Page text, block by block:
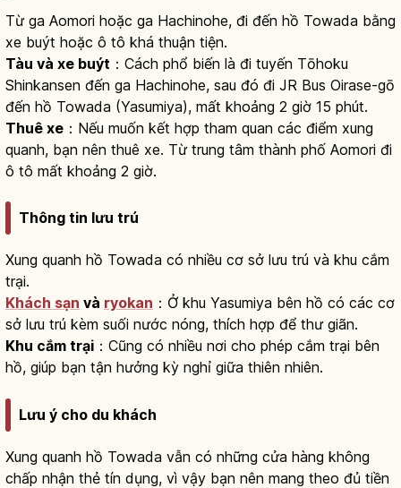
Từ ga Aomori hoặc ga Hachinohe, đi đến hồ Towada bằng
xe buýt hoặc ô tô khá thuận tiện.
Tàu và xe buýt ：Cách phổ biến là đi tuyến Tōhoku
Shinkansen đến ga Hachinohe, sau đó đi JR Bus Oirase-gō
đến hồ Towada (Yasumiya), mất khoảng 2 giờ 15 phút.
Thuê xe ：Nếu muốn kết hợp tham quan các điểm xung
quanh, bạn nên thuê xe. Từ trung tâm thành phố Aomori đi
ô tô mất khoảng 2 giờ.
Thông tin lưu trú
Xung quanh hồ Towada có nhiều cơ sở lưu trú và khu cắm
trại.
Khách sạn và ryokan ：Ở khu Yasumiya bên hồ có các cơ
sở lưu trú kèm suối nước nóng, thích hợp để thư giãn.
Khu cắm trại ：Cũng có nhiều nơi cho phép cắm trại bên
hồ, giúp bạn tận hưởng kỳ nghỉ giữa thiên nhiên.
Lưu ý cho du khách
Xung quanh hồ Towada vẫn có những cửa hàng không
chấp nhận thẻ tín dụng, vì vậy bạn nên mang theo đủ tiền